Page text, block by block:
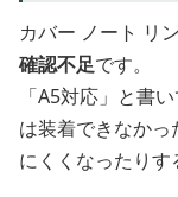
カバー ノート リ
確認不足です。
「A5対応」と書
は装着できなか
にくくなったりす